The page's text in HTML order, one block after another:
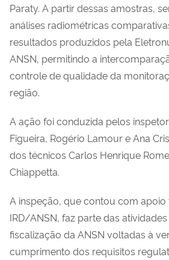
Paraty. A partir dessas amostras,
análises radiométricas
resultados produzidos pela
ANSN, permitindo a
controle de qualidade da
região.
A ação foi conduzida pelos
Figueira, Rogério Lamour e Ana
dos técnicos Carlos Henrique
Chiappetta.
A inspeção, que contou com apoio
IRD/ANSN, faz parte das
fiscalização da ANSN voltadas à
cumprimento dos requisitos